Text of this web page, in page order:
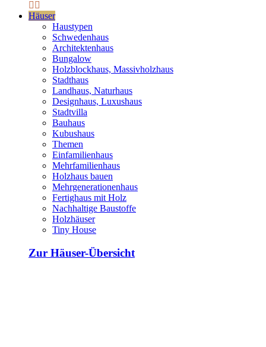
Häuser
Haustypen
Schwedenhaus
Architektenhaus
Bungalow
Holzblockhaus, Massivholzhaus
Stadthaus
Landhaus, Naturhaus
Designhaus, Luxushaus
Stadtvilla
Bauhaus
Kubushaus
Themen
Einfamilienhaus
Mehrfamilienhaus
Holzhaus bauen
Mehrgenerationenhaus
Fertighaus mit Holz
Nachhaltige Baustoffe
Holzhäuser
Tiny House
Zur Häuser-Übersicht